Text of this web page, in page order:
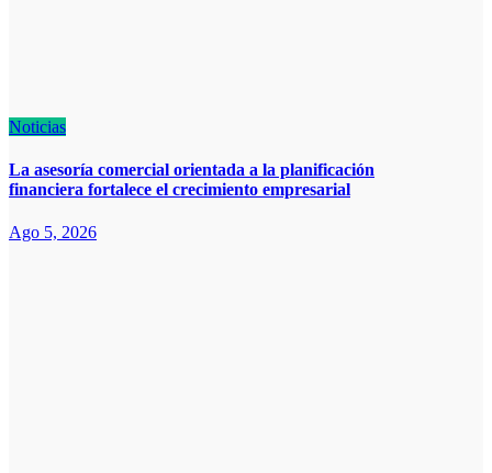
Noticias
La asesoría comercial orientada a la planificación
financiera fortalece el crecimiento empresarial
Ago 5, 2026